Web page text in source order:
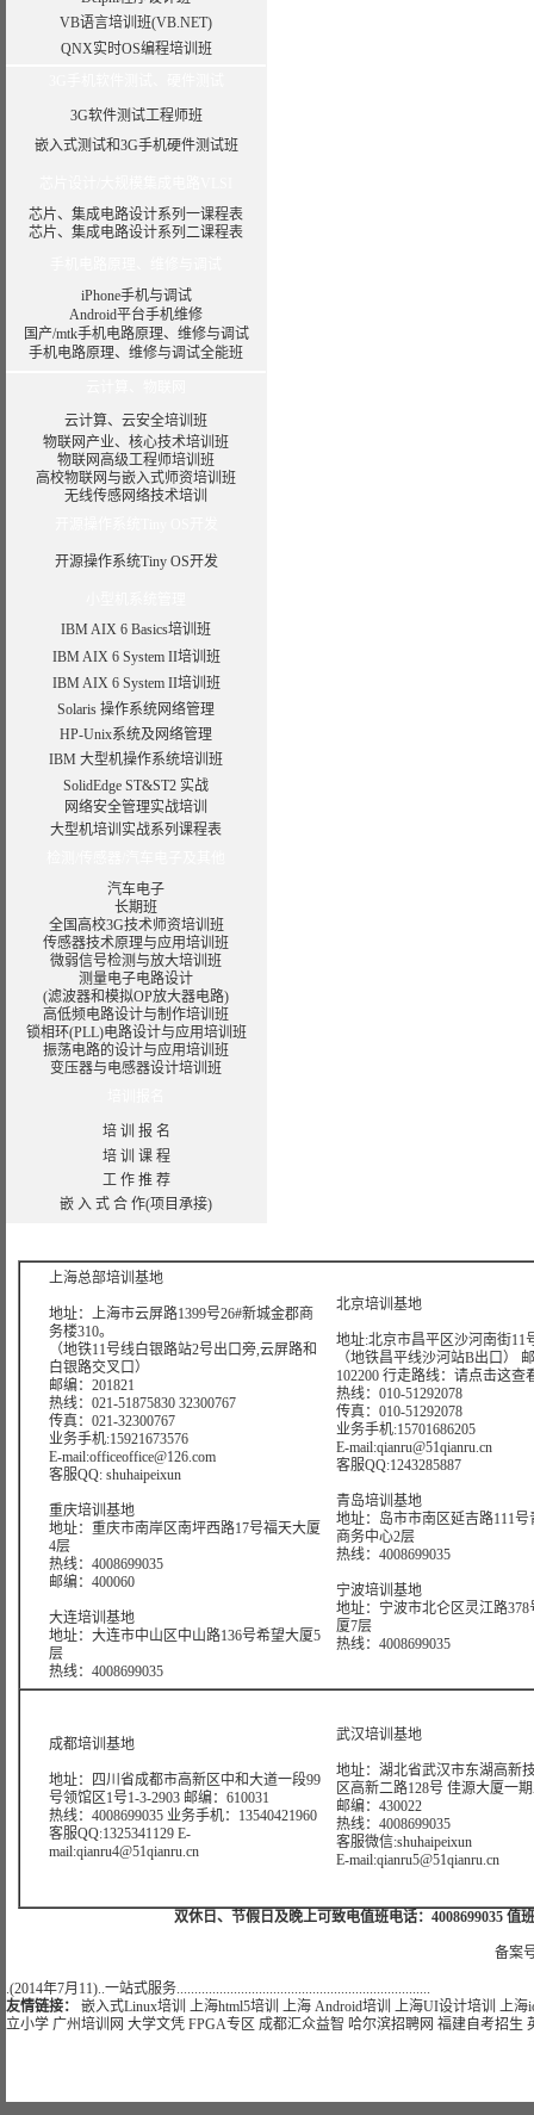
VB语言培训班(VB.NET)
QNX实时OS编程培训班
3G软件测试工程师班
嵌入式测试和3G手机硬件测试班
芯片、集成电路设计系列一课程表
芯片、集成电路设计系列二课程表
iPhone手机与调试
Android平台手机维修
国产/mtk手机电路原理、维修与调试
手机电路原理、维修与调试全能班
云计算、云安全培训班
物联网产业、核心技术培训班
物联网高级工程师培训班
高校物联网与嵌入式师资培训班
无线传感网络技术培训
开源操作系统Tiny OS开发
IBM AIX 6 Basics培训班
IBM AIX 6 System II培训班
IBM AIX 6 System II培训班
Solaris 操作系统网络管理
HP-Unix系统及网络管理
IBM 大型机操作系统培训班
SolidEdge ST&ST2 实战
网络安全管理实战培训
大型机培训实战系列课程表
汽车电子
长期班
全国高校3G技术师资培训班
传感器技术原理与应用培训班
微弱信号检测与放大培训班
测量电子电路设计
(滤波器和模拟OP放大器电路)
高低频电路设计与制作培训班
锁相环(PLL)电路设计与应用培训班
振荡电路的设计与应用培训班
变压器与电感器设计培训班
培 训 报 名
培 训 课 程
工 作 推 荐
嵌 入 式 合 作(项目承接)
上海总部培训基地
地址：上海市云屏路1399号26#新城金郡商
务楼310。
（地铁11号线白银路站2号出口旁,云屏路和
白银路交叉口）
邮编：201821
热线：021-51875830 32300767
传真：021-32300767
业务手机:15921673576
E-mail:officeoffice@126.com
客服QQ: shuhaipeixun
重庆培训基地
地址：重庆市南岸区南坪西路17号福天大厦
4层
热线：4008699035
邮编：400060
大连培训基地
地址：大连市中山区中山路136号希望大厦5
层
热线：4008699035
北京培训基地
地址:北京市昌平区沙河南街11
（地铁昌平线沙河站B出口）
102200 行走路线： 请点击这查
热线：010-51292078
传真：010-51292078
业务手机:15701686205
E-mail:qianru@51qianru.cn
客服QQ:1243285887
青岛培训基地
地址：岛市市南区延吉路111号
商务中心2层
热线：4008699035
宁波培训基地
地址：宁波市北仑区灵江路378
厦7层
热线：4008699035
成都培训基地
地址：四川省成都市高新区中和大道一段99
号领馆区1号1-3-2903 邮编：610031
热线：4008699035 业务手机：13540421960
客服QQ:1325341129 E-
mail:qianru4@51qianru.cn
武汉培训基地
地址：湖北省武汉市东湖高新
区高新二路128号 佳源大厦一
邮编：430022
热线：4008699035
客服微信:shuhaipeixun
E-mail:qianru5@51qianru.cn
双休日、节假日及晚上可致电值班电话：4008699035 值
备案
.(2014年7月11)..一站式服务.......................................................................
友情链接：
嵌入式Linux培训 上海html5培训 上海 Android培训 上海UI设计培训 上海
立小学 广州培训网 大学文凭 FPGA专区 成都汇众益智 哈尔滨招聘网 福建自考招生